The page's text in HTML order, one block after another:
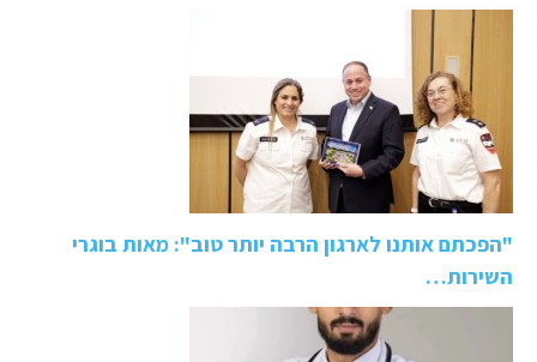
"הפכתם אותנו לארגון הרבה יותר טוב": מאות בוגרי
השירות…